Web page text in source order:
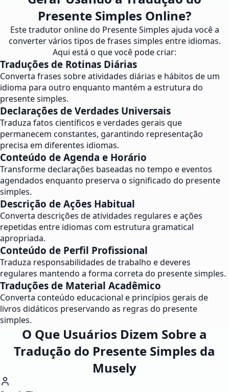
Presente Simples Online?
Este tradutor online do Presente Simples ajuda você a
converter vários tipos de frases simples entre idiomas.
Aqui está o que você pode criar:
Traduções de Rotinas Diárias
Converta frases sobre atividades diárias e hábitos de um
idioma para outro enquanto mantém a estrutura do
presente simples.
Declarações de Verdades Universais
Traduza fatos científicos e verdades gerais que
permanecem constantes, garantindo representação
precisa em diferentes idiomas.
Conteúdo de Agenda e Horário
Transforme declarações baseadas no tempo e eventos
agendados enquanto preserva o significado do presente
simples.
Descrição de Ações Habitual
Converta descrições de atividades regulares e ações
repetidas entre idiomas com estrutura gramatical
apropriada.
Conteúdo de Perfil Profissional
Traduza responsabilidades de trabalho e deveres
regulares mantendo a forma correta do presente simples.
Traduções de Material Acadêmico
Converta conteúdo educacional e princípios gerais de
livros didáticos preservando as regras do presente
simples.
O Que Usuários Dizem Sobre a
Tradução do Presente Simples da
Musely